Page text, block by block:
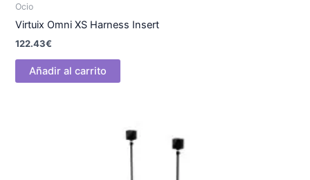
Ocio
Virtuix Omni XS Harness Insert
122.43€
Añadir al carrito